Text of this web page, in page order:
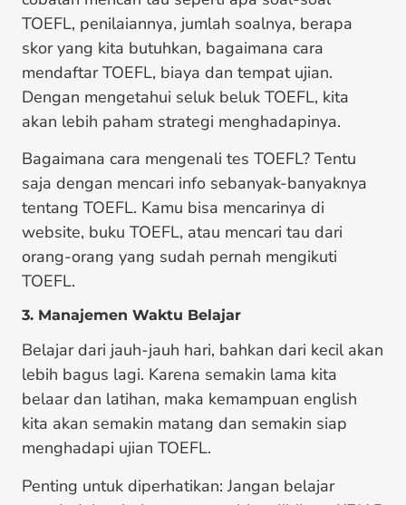
TOEFL, penilaiannya, jumlah soalnya, berapa
skor yang kita butuhkan, bagaimana cara
mendaftar TOEFL, biaya dan tempat ujian.
Dengan mengetahui seluk beluk TOEFL, kita
akan lebih paham strategi menghadapinya.
Bagaimana cara mengenali tes TOEFL? Tentu
saja dengan mencari info sebanyak-banyaknya
tentang TOEFL. Kamu bisa mencarinya di
website, buku TOEFL, atau mencari tau dari
orang-orang yang sudah pernah mengikuti
TOEFL.
3. Manajemen Waktu Belajar
Belajar dari jauh-jauh hari, bahkan dari kecil akan
lebih bagus lagi. Karena semakin lama kita
belaar dan latihan, maka kemampuan english
kita akan semakin matang dan semakin siap
menghadapi ujian TOEFL.
Penting untuk diperhatikan: Jangan belajar